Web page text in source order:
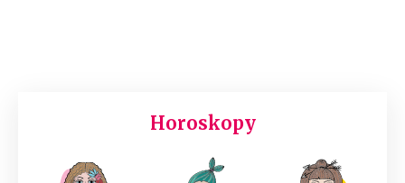
Horoskopy